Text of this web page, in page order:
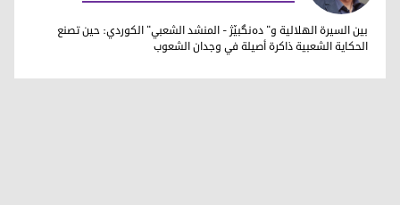
سيد محمود
بين السيرة الهلالية و" دەنگبێژ - المنشد الشعبي" الكوردي: حين تصنع
الحكاية الشعبية ذاكرة أصيلة في وجدان الشعوب